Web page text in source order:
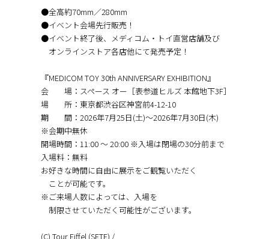
●全高約70mm／280mm
●イベント会場先行販売！
●イベント終了後、メディコム・トイ直営店舗及び
オンラインストア各店他にて発売予定！
『MEDICOM TOY 30th ANNIVERSARY EXHIBITION』
会 場：スペース オー［表参道ヒルズ 本館地下3F］
場 所：東京都渋谷区神宮前4-12-10
期 間：2026年7月25日(土)～2026年7月30日(木)
※会期中無休
開場時間：11:00 〜 20:00 ※入場は閉場の30分前まで
入場料：無料
お好きな時間に自由に展示をご観覧いただく
ことが可能です。
※ご来場人数によっては、入場を
制限させていただく可能性がございます。
(C) Tour Eiffel (SETE) /